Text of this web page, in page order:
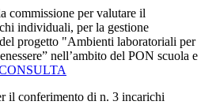
commissione per valutare il
individuali, per la gestione
progetto "Ambienti laboratoriali per
nell’ambito del PON scuola e
il conferimento di n. 3 incarichi